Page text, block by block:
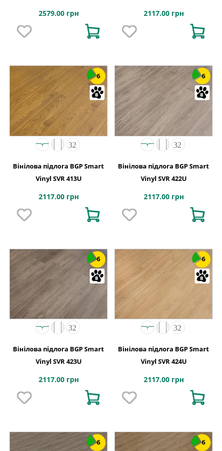
2579.00 грн 2117.00 грн
6
Вінілова підлога BGP Smart
Vinyl SVR 413U
2117.00 грн
6
Вінілова підлога BGP Smart
Vinyl SVR 422U
2117.00 грн
6
Вінілова підлога BGP Smart
Vinyl SVR 423U
2117.00 грн
6
Вінілова підлога BGP Smart
Vinyl SVR 424U
2117.00 грн
6 6